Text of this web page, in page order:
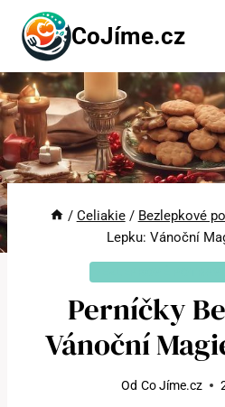
Přeskočit
obsah
CoJíme.cz
/ Celiakie / Bezlepkové
Lepku: Vánoční
Perníčky
Vánoční
Od Co Jíme.cz